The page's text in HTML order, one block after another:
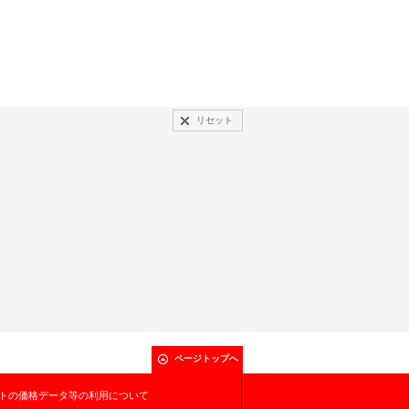
リセット
ページトップへ
の価格データ等の利用について